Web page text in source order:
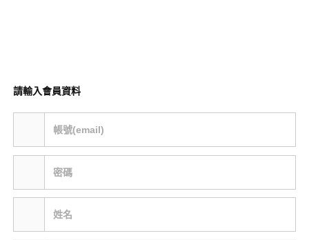
請輸入會員資料
帳號(email)
密碼
姓名